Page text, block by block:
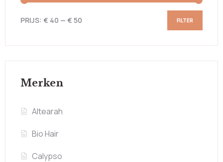
FILTER
PRIJS: € 40 — € 50
Merken
Altearah
Bio Hair
Calypso